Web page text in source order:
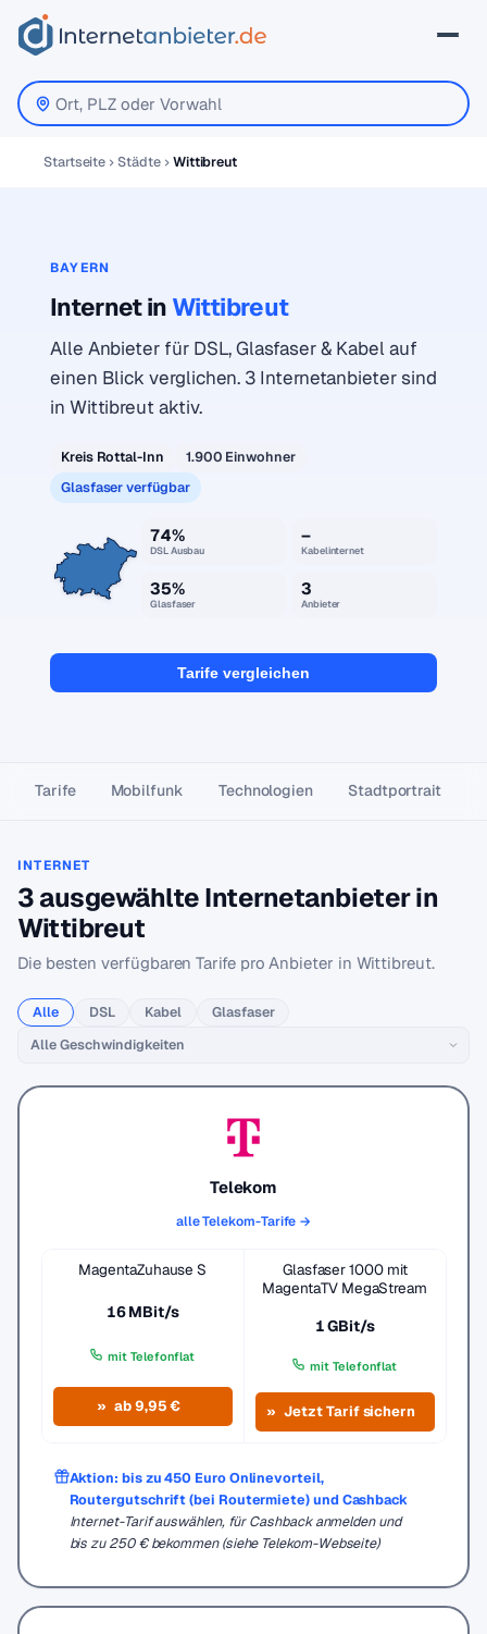
Startseite Städte Wittibreut
BAYERN
Internet in Wittibreut
Alle Anbieter für DSL, Glasfaser & Kabel auf
einen Blick verglichen. 3 Internetanbieter sind
in Wittibreut aktiv.
Kreis Rottal-Inn
1.900 Einwohner
Glasfaser verfügbar
74%
DSL Ausbau
–
Kabelinternet
35%
Glasfaser
3
Anbieter
Tarife vergleichen
Tarife Mobilfunk Technologien Stadtportrait
INTERNET
3 ausgewählte Internetanbieter in
Wittibreut
Die besten verfügbaren Tarife pro Anbieter in Wittibreut.
Alle DSL Kabel Glasfaser
Telekom
alle Telekom-Tarife →
MagentaZuhause S
16 MBit/s
mit Telefonflat
ab 9,95 €
Glasfaser 1000 mit
MagentaTV MegaStream
1 GBit/s
mit Telefonflat
Jetzt Tarif sichern
Aktion: bis zu 450 Euro Onlinevorteil,
Routergutschrift (bei Routermiete) und Cashback
Internet-Tarif auswählen, für Cashback anmelden und
bis zu 250 € bekommen (siehe Telekom-Webseite)